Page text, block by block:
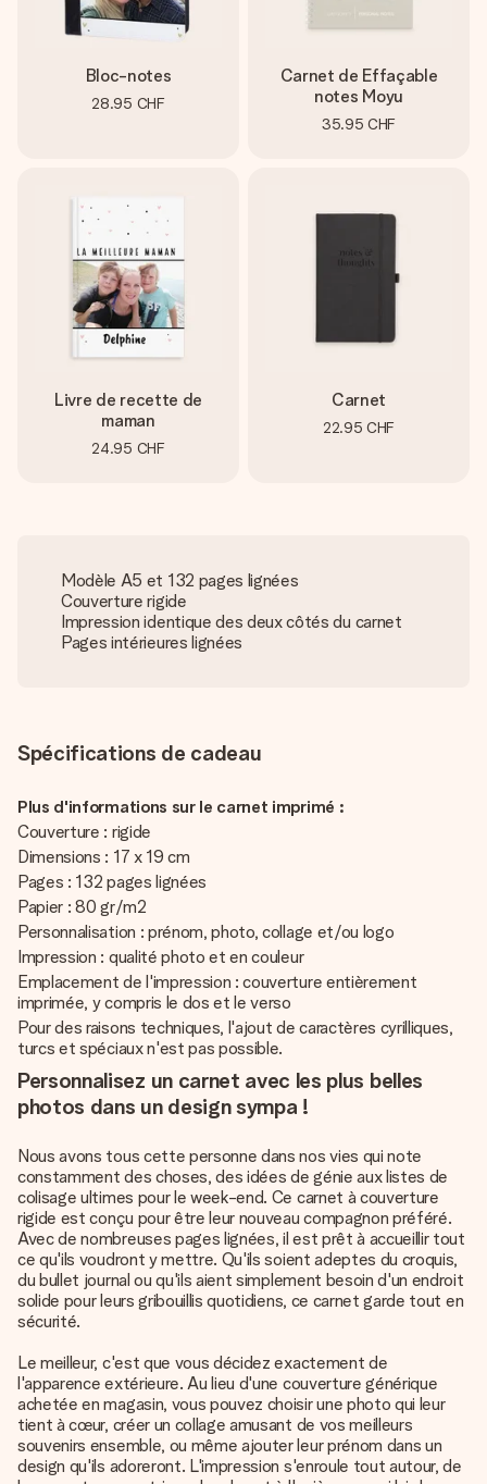
Bloc-notes
28.95 CHF
Carnet de Effaçable
notes Moyu
35.95 CHF
Livre de recette de
maman
24.95 CHF
Carnet
22.95 CHF
Modèle A5 et 132 pages lignées
Couverture rigide
Impression identique des deux côtés du carnet
Pages intérieures lignées
Spécifications de cadeau
Plus d'informations sur le carnet imprimé :
Couverture : rigide
Dimensions : 17 x 19 cm
Pages : 132 pages lignées
Papier : 80 gr/m2
Personnalisation : prénom, photo, collage et/ou logo
Impression : qualité photo et en couleur
Emplacement de l'impression : couverture entièrement
imprimée, y compris le dos et le verso
Pour des raisons techniques, l'ajout de caractères cyrilliques,
turcs et spéciaux n'est pas possible.
Personnalisez un carnet avec les plus belles
photos dans un design sympa !
Nous avons tous cette personne dans nos vies qui note
constamment des choses, des idées de génie aux listes de
colisage ultimes pour le week-end. Ce carnet à couverture
rigide est conçu pour être leur nouveau compagnon préféré.
Avec de nombreuses pages lignées, il est prêt à accueillir tout
ce qu'ils voudront y mettre. Qu'ils soient adeptes du croquis,
du bullet journal ou qu'ils aient simplement besoin d'un endroit
solide pour leurs gribouillis quotidiens, ce carnet garde tout en
sécurité.
Le meilleur, c'est que vous décidez exactement de
l'apparence extérieure. Au lieu d'une couverture générique
achetée en magasin, vous pouvez choisir une photo qui leur
tient à cœur, créer un collage amusant de vos meilleurs
souvenirs ensemble, ou même ajouter leur prénom dans un
design qu'ils adoreront. L'impression s'enroule tout autour, de